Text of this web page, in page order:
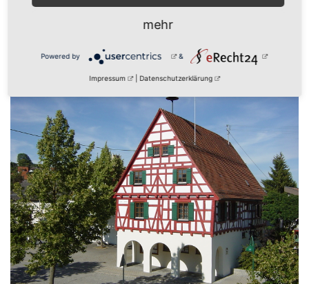
zurück
mehr
Powered by &
Impressum Datenschutzerklärung